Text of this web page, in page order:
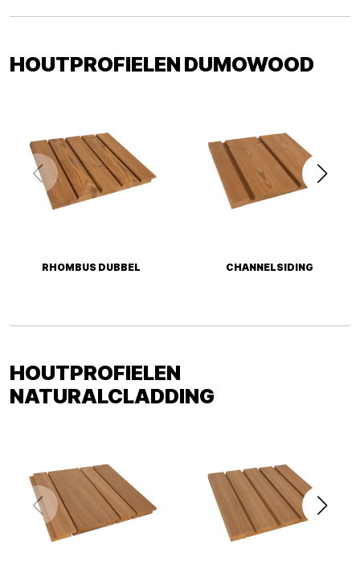
HOUTPROFIELEN DUMOWOOD
RHOMBUS DUBBEL CHANNELSIDING
HOUTPROFIELEN
NATURALCLADDING